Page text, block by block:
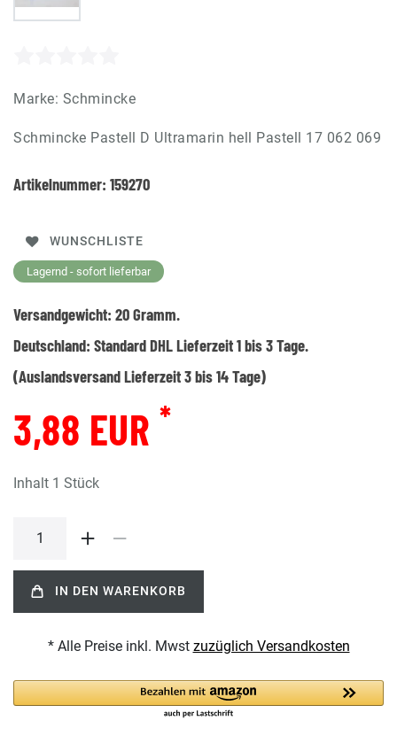
Marke: Schmincke
Schmincke Pastell D Ultramarin hell Pastell 17 062 069
Artikelnummer: 159270
WUNSCHLISTE
Lagernd - sofort lieferbar
Versandgewicht: 20Gramm.
Deutschland: Standard DHL Lieferzeit 1 bis 3 Tage.
(Auslandsversand Lieferzeit 3 bis 14 Tage)
3,88 EUR *
Inhalt 1 Stück
IN DEN WARENKORB
* Alle Preise inkl. Mwst zuzüglich Versandkosten